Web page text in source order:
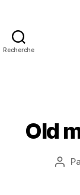
Recherche
Old